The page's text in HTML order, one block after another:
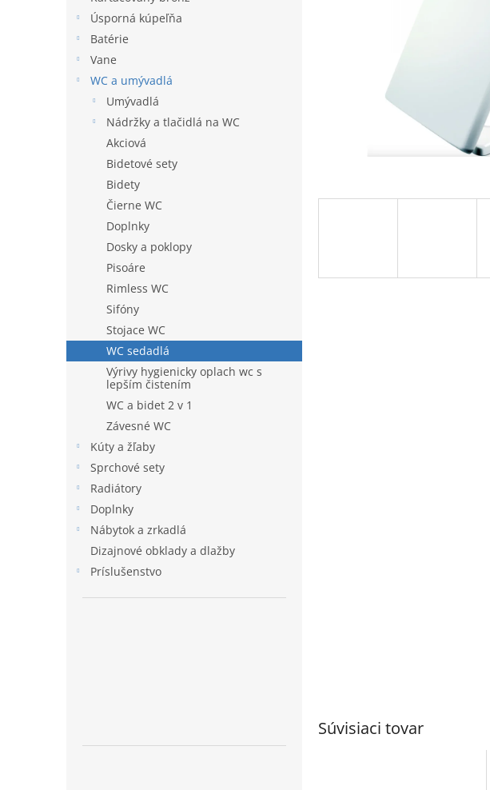
Úsporná kúpeľňa
Batérie
Vane
WC a umývadlá
Umývadlá
Nádržky a tlačidlá na WC
Akciová
Bidetové sety
Bidety
Čierne WC
Doplnky
Dosky a poklopy
Pisoáre
Rimless WC
Sifóny
Stojace WC
WC sedadlá
Výrivy hygienicky oplach wc s
lepším čistením
WC a bidet 2 v 1
Závesné WC
Kúty a žľaby
Sprchové sety
Radiátory
Doplnky
Nábytok a zrkadlá
Dizajnové obklady a dlažby
Príslušenstvo
Súvisiaci tovar